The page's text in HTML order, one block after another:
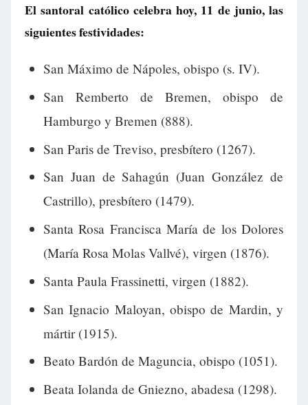
El santoral católico celebra hoy, 11 de junio, las
siguientes festividades:
San Máximo de Nápoles, obispo (s. IV).
San Remberto de Bremen, obispo de
Hamburgo y Bremen (888).
San Paris de Treviso, presbítero (1267).
San Juan de Sahagún (Juan González de
Castrillo), presbítero (1479).
Santa Rosa Francisca María de los Dolores
(María Rosa Molas Vallvé), virgen (1876).
Santa Paula Frassinetti, virgen (1882).
San Ignacio Maloyan, obispo de Mardin, y
mártir (1915).
Beato Bardón de Maguncia, obispo (1051).
Beata Iolanda de Gniezno, abadesa (1298).